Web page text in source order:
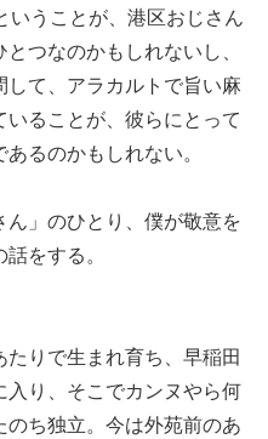
いうことが、港区おじさん
つなのかもしれないし、
て、アラカルトで旨い麻
ることが、彼らにとって
るのかもしれない。
」のひとり、僕が敬意を
をする。
りで生まれ育ち、早稲田
り、そこでカンヌやら何
ち独立。今は外苑前のあ